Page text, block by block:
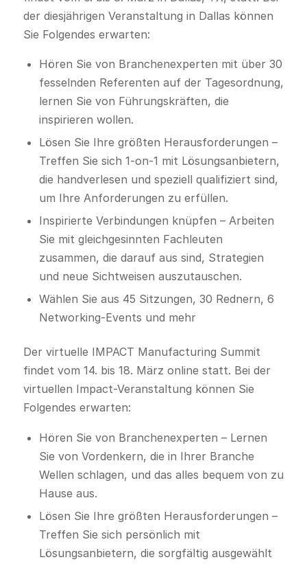
der diesjährigen Veranstaltung in Dallas können
Sie Folgendes erwarten:
Hören Sie von Branchenexperten mit über 30
fesselnden Referenten auf der Tagesordnung,
lernen Sie von Führungskräften, die
inspirieren wollen.
Lösen Sie Ihre größten Herausforderungen –
Treffen Sie sich 1-on-1 mit Lösungsanbietern,
die handverlesen und speziell qualifiziert sind,
um Ihre Anforderungen zu erfüllen.
Inspirierte Verbindungen knüpfen – Arbeiten
Sie mit gleichgesinnten Fachleuten
zusammen, die darauf aus sind, Strategien
und neue Sichtweisen auszutauschen.
Wählen Sie aus 45 Sitzungen, 30 Rednern, 6
Networking-Events und mehr
Der virtuelle IMPACT Manufacturing Summit
findet vom 14. bis 18. März online statt. Bei der
virtuellen Impact-Veranstaltung können Sie
Folgendes erwarten:
Hören Sie von Branchenexperten – Lernen
Sie von Vordenkern, die in Ihrer Branche
Wellen schlagen, und das alles bequem von zu
Hause aus.
Lösen Sie Ihre größten Herausforderungen –
Treffen Sie sich persönlich mit
Lösungsanbietern, die sorgfältig ausgewählt